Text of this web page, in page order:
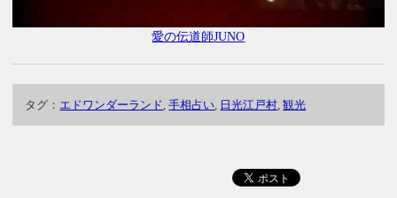
愛の伝道師JUNO
タグ： エドワンダーランド ,手相占い 日光江戸村 ,観光